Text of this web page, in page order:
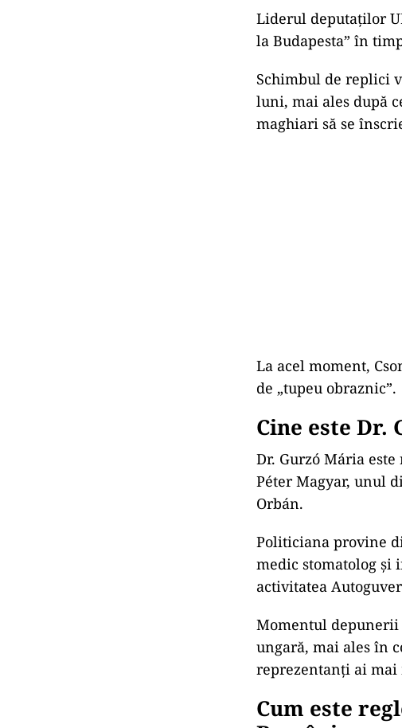
Acesta a susținut
jurământul în limba
diferite.
„Îmi imaginez
României
În mesajul său,
luni, mai ales după
maghiari să se
La acel moment,
de „tupeu obraznic”.
Cine este Dr.